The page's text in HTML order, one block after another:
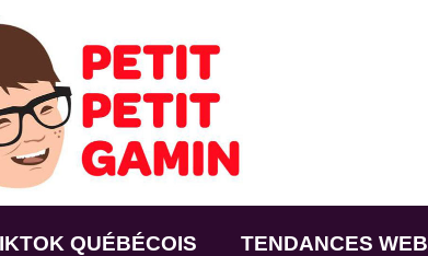
QUÉBÉCOIS TENDANCES WEB